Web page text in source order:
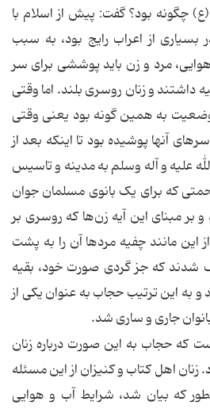
چگونه بود؟ گفت: پیش از اسلام با
بسیاری از اعراب رایج بود، به سبب
مرد و زن باید پوششی برای سر
داشتند و زنان روسری بلند. اما وقتی
وضعیت به همین گونه بود یعنی وقتی
آنها پوشیده بود تا اینکه بعد از
علیه و آله وسلم به مدینه و تاسیس
که برای یک بانوی مسلمان جوان
بر مبنای این آیه زن‌ها که روسری بر
این مانند چفیه مردها آن را به پشت
شدند که جز گردی صورت خود، بقیه
و به این ترتیب حجاب به عنوان یکی از
جاری و ساری شد.
که حجاب به این صورت درباره زنان
اهل کتاب و کنیزان از این مسئله
که بیان شد، شرایط آب و هوایی